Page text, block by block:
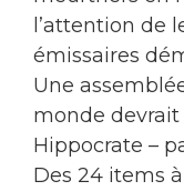
l’attention de
émissaires
Une
monde
Hippocrate –
Des 24 items à